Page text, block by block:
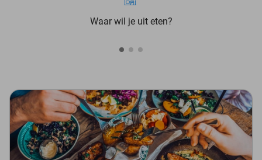
Waar wil je uit eten?